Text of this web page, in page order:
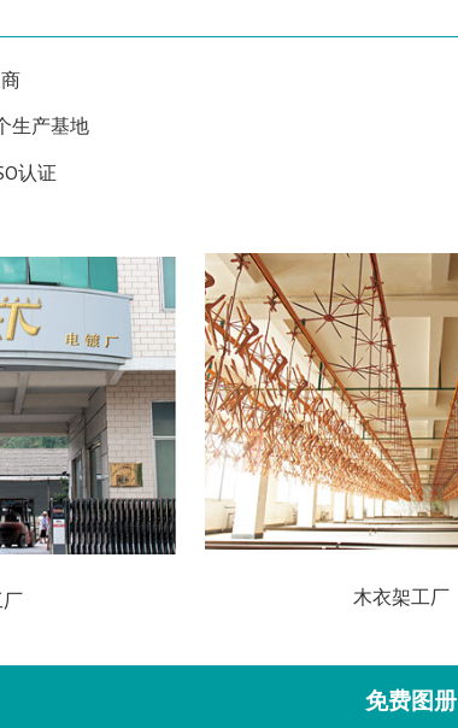
生产基地
认证
木衣架工厂
免费图册